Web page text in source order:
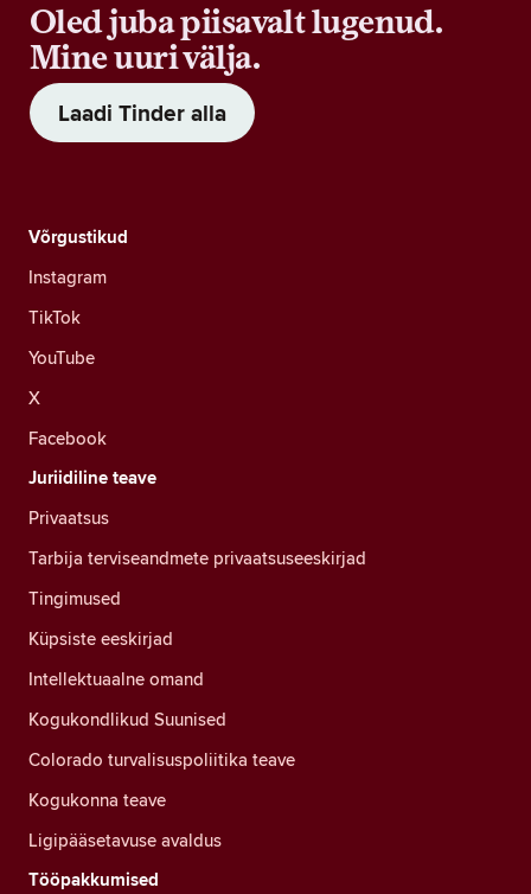
Oled juba piisavalt lugenud.
Mine uuri välja.
Laadi Tinder alla
Võrgustikud
Instagram
TikTok
YouTube
X
Facebook
Juriidiline teave
Privaatsus
Tarbija terviseandmete privaatsuseeskirjad
Tingimused
Küpsiste eeskirjad
Intellektuaalne omand
Kogukondlikud Suunised
Colorado turvalisuspoliitika teave
Kogukonna teave
Ligipääsetavuse avaldus
Tööpakkumised